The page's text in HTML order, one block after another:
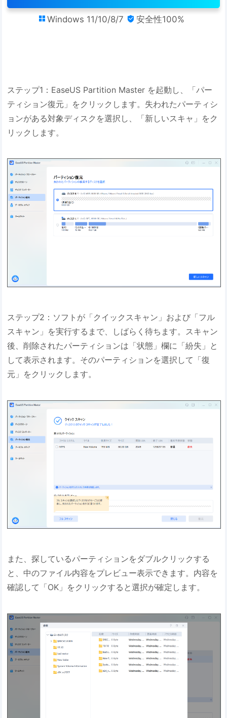
 Windows 11/10/8/7  安全性100%
ステップ1：EaseUS Partition Master を起動し、「パー
ティション復元」をクリックします。失われたパーティシ
ョンがある対象ディスクを選択し、「新しいスキャ」をク
リックします。
ステップ2：ソフトが「クイックスキャン」および「フル
スキャン」を実行するまで、しばらく待ちます。スキャン
後、削除されたパーティションは「状態」欄に「紛失」と
して表示されます。そのパーティションを選択して「復
元」をクリックします。
また、探しているパーティションをダブルクリックする
と、中のファイル内容をプレビュー表示できます。内容を
確認して「OK」をクリックすると選択が確定します。